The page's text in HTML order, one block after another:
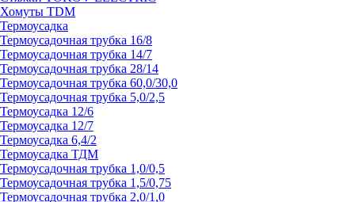
Хомуты TDM
Термоусадка
Термоусадочная трубка 16/8
Термоусадочная трубка 14/7
Термоусадочная трубка 28/14
Термоусадочная трубка 60,0/30,0
Термоусадочная трубка 5,0/2,5
Термоусадка 12/6
Термоусадка 12/7
Термоусадка 6,4/2
Термоусадка ТДМ
Термоусадочная трубка 1,0/0,5
Термоусадочная трубка 1,5/0,75
Термоусадочная трубка 2,0/1,0